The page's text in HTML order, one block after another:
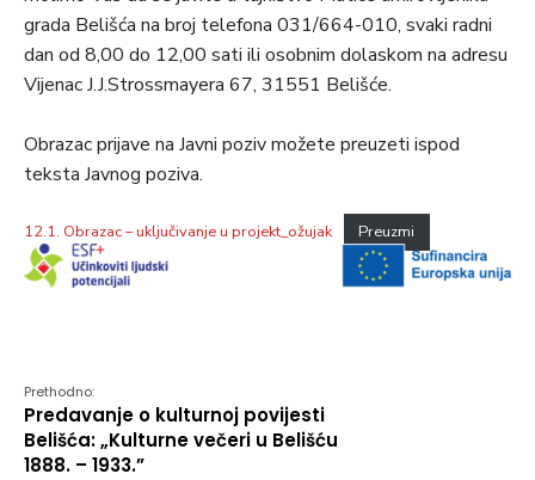
grada Belišća na broj telefona 031/664-010, svaki radni
dan od 8,00 do 12,00 sati ili osobnim dolaskom na adresu
Vijenac J.J.Strossmayera 67, 31551 Belišće.
Obrazac prijave na Javni poziv možete preuzeti ispod
teksta Javnog poziva.
12.1. Obrazac – uključivanje u projekt_ožujak Preuzmi
Prethodno:
Predavanje o kulturnoj povijesti
Belišća: „Kulturne večeri u Belišću
1888. – 1933.”